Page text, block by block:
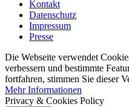
Kontakt
Datenschutz
Impressum
Presse
Die Webseite verwendet
verbessern und bestimmte
fortfahren, stimmen Sie dieser
Mehr Informationen
Privacy & Cookies Policy